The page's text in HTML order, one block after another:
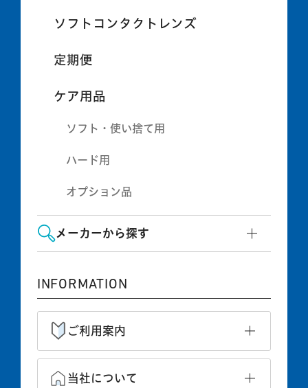
ソフトコンタクトレンズ
定期便
ケア用品
ソフト・使い捨て用
ハード用
オプション品
メーカーから探す
INFORMATION
ご利用案内
当社について